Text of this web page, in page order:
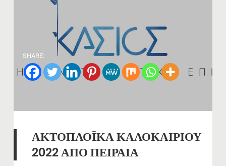
SHARE:
ΑΚΤΟΠΛΟΪΚΑ ΚΑΛΟΚΑΙΡΙΟΥ
2022 ΑΠΟ ΠΕΙΡΑΙΑ